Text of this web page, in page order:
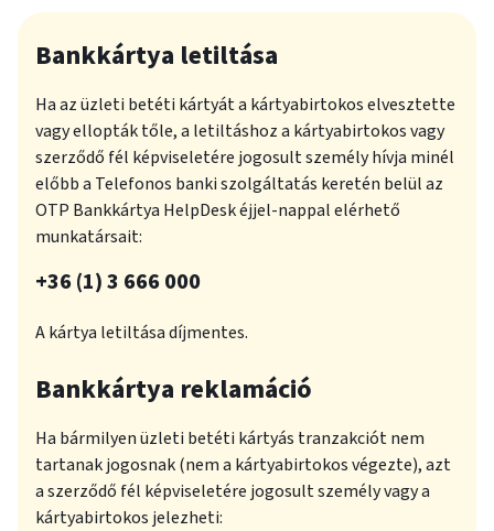
Bankkártya letiltása
Ha az üzleti betéti kártyát a kártyabirtokos elvesztette
vagy ellopták tőle, a letiltáshoz a kártyabirtokos vagy
szerződő fél képviseletére jogosult személy hívja minél
előbb a Telefonos banki szolgáltatás keretén belül az
OTP Bankkártya HelpDesk éjjel-nappal elérhető
munkatársait:
plusz
+36 (1) 3 666 000
A kártya letiltása díjmentes.
Bankkártya reklamáció
Ha bármilyen üzleti betéti kártyás tranzakciót nem
tartanak jogosnak (nem a kártyabirtokos végezte), azt
a szerződő fél képviseletére jogosult személy vagy a
kártyabirtokos jelezheti: